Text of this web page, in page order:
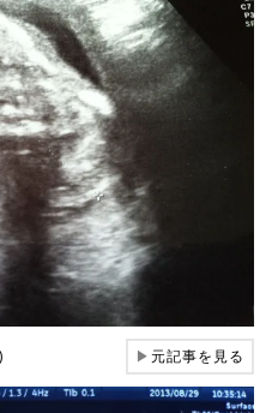
▶元記事を見る